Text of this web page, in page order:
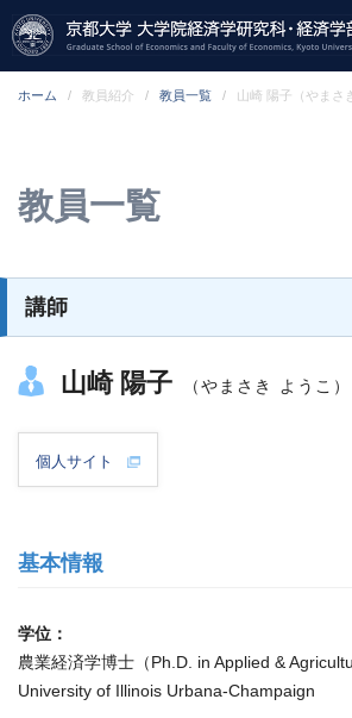
ホーム 教員紹介 教員一覧 山崎 陽子（やまさ
教員一覧
講師
山崎 陽子 （やまさき ようこ）
個人サイト
基本情報
学位：
農業経済学博士（Ph.D. in Applied &
University of Illinois Urbana-Champaign